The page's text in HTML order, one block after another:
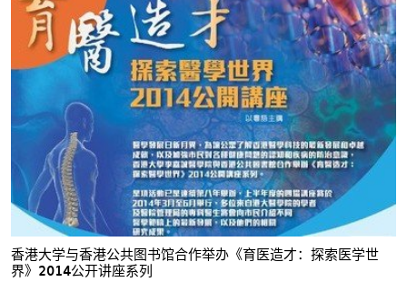
香港大学与香港公共图书馆合作举办《育医造才：探索医学世
界》2014公开讲座系列